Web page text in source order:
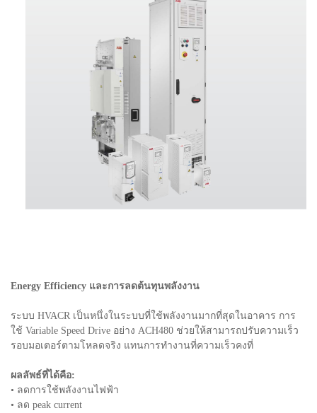
Energy Efficiency และการลดต้นทุนพลังงาน
ระบบ HVACR เป็นหนึ่งในระบบที่ใช้พลังงานมากที่สุดในอาคาร การ
ใช้ Variable Speed Drive อย่าง ACH480 ช่วยให้สามารถปรับความเร็ว
รอบมอเตอร์ตามโหลดจริง แทนการทำงานที่ความเร็วคงที่
ผลลัพธ์ที่ได้คือ:
• ลดการใช้พลังงานไฟฟ้า
• ลด peak current